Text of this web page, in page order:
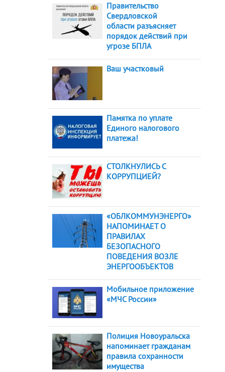
Правительство
Свердловской
области разъясняет
порядок действий при
угрозе БПЛА
Ваш участковый
Памятка по уплате
Единого налогового
платежа!
СТОЛКНУЛИСЬ С
КОРРУПЦИЕЙ?
«ОБЛКОММУНЭНЕРГО»
НАПОМИНАЕТ О
ПРАВИЛАХ
БЕЗОПАСНОГО
ПОВЕДЕНИЯ ВОЗЛЕ
ЭНЕРГООБЪЕКТОВ
Мобильное приложение
«МЧС России»
Полиция Новоуральска
напоминает гражданам
правила сохранности
имущества